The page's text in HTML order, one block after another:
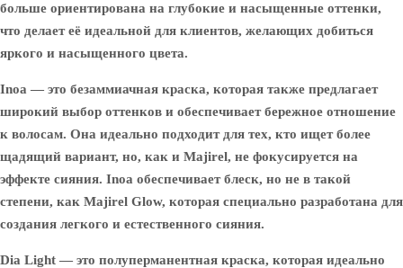
больше ориентирована на глубокие и насыщенные оттенки,
что делает её идеальной для клиентов, желающих добиться
яркого и насыщенного цвета.
Inoa — это безаммиачная краска, которая также предлагает
широкий выбор оттенков и обеспечивает бережное отношение
к волосам. Она идеально подходит для тех, кто ищет более
щадящий вариант, но, как и Majirel, не фокусируется на
эффекте сияния. Inoa обеспечивает блеск, но не в такой
степени, как Majirel Glow, которая специально разработана для
создания легкого и естественного сияния.
Dia Light — это полуперманентная краска, которая идеально